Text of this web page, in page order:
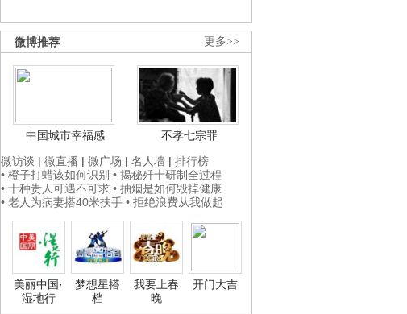
更多>>
微博推荐
中国城市幸福感
不孝七宗罪
微访谈 | 微直播 | 微广场 | 名人墙 | 排行榜
• 橙子打蜡该如何识别 • 揭秘歼十研制全过程
• 十种贵人可遇不可求 • 抽烟是如何毁掉健康
• 老人为病妻搭40米扶手 • 拒绝浪费从我做起
美丽中国·
湿地行
梦想星搭
档
我要上春
晚
开门大吉